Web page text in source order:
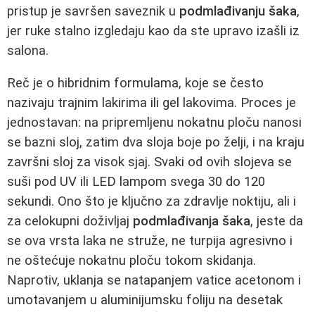
pristup je savršen saveznik u podmlađivanju šaka,
jer ruke stalno izgledaju kao da ste upravo izašli iz
salona.
Reč je o hibridnim formulama, koje se često
nazivaju trajnim lakirima ili gel lakovima. Proces je
jednostavan: na pripremljenu nokatnu ploču nanosi
se bazni sloj, zatim dva sloja boje po želji, i na kraju
završni sloj za visok sjaj. Svaki od ovih slojeva se
suši pod UV ili LED lampom svega 30 do 120
sekundi. Ono što je ključno za zdravlje noktiju, ali i
za celokupni doživljaj podmlađivanja šaka, jeste da
se ova vrsta laka ne struže, ne turpija agresivno i
ne oštećuje nokatnu ploču tokom skidanja.
Naprotiv, uklanja se natapanjem vatice acetonom i
umotavanjem u aluminijumsku foliju na desetak